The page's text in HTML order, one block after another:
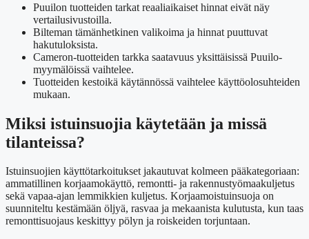
Puuilon tuotteiden tarkat reaaliaikaiset hinnat eivät näy
vertailusivustoilla.
Bilteman tämänhetkinen valikoima ja hinnat puuttuvat
hakutuloksista.
Cameron-tuotteiden tarkka saatavuus yksittäisissä Puuilo-
myymälöissä vaihtelee.
Tuotteiden kestoikä käytännössä vaihtelee käyttöolosuhteiden
mukaan.
Miksi istuinsuojia käytetään ja missä
tilanteissa?
Istuinsuojien käyttötarkoitukset jakautuvat kolmeen pääkategoriaan:
ammatillinen korjaamokäyttö, remontti- ja rakennustyömaakuljetus
sekä vapaa-ajan lemmikkien kuljetus. Korjaamoistuinsuoja on
suunniteltu kestämään öljyä, rasvaa ja mekaanista kulutusta, kun taas
remonttisuojaus keskittyy pölyn ja roiskeiden torjuntaan.